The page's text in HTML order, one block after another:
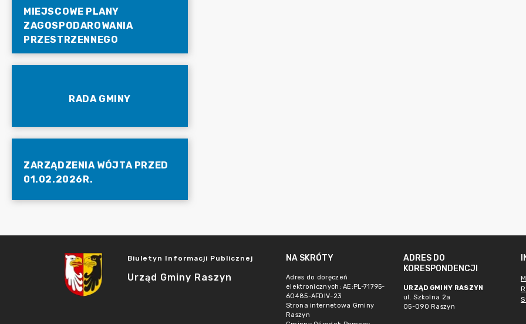
MIEJSCOWE PLANY
ZAGOSPODAROWANIA
PRZESTRZENNEGO
RADA GMINY
ZARZĄDZENIA WÓJTA PRZED
01.02.2026R.
Biuletyn Informacji Publicznej
Urząd Gminy Raszyn
NA SKRÓTY
Adres do doręczeń
elektronicznych: AE:PL-71795-
60485-AFDIV-23
Strona internetowa Gminy
Raszyn
ADRES DO
KORESPONDENCJI
URZĄD GMINY RASZYN
ul. Szkolna 2a
05-090 Raszyn